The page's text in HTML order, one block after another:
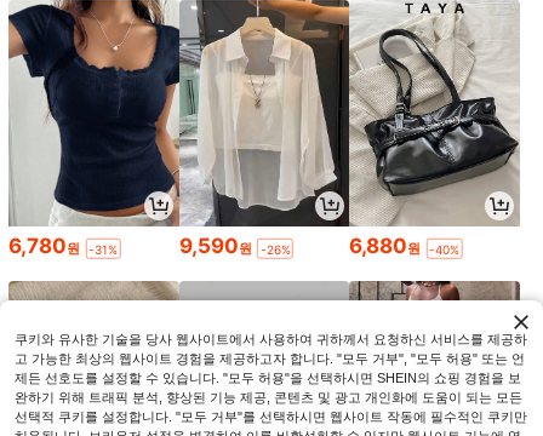
6,780원 -31% 9,590원 -26% 6,880원 -40%
쿠키와 유사한 기술을 당사 웹사이트에서 사용하여 귀하께서 요청하신 서비스를 제공하
고 가능한 최상의 웹사이트 경험을 제공하고자 합니다. "모두 거부", "모두 허용" 또는 언
제든 선호도를 설정할 수 있습니다. "모두 허용"을 선택하시면 SHEIN의 쇼핑 경험을 보
완하기 위해 트래픽 분석, 향상된 기능 제공, 콘텐츠 및 광고 개인화에 도움이 되는 모든
선택적 쿠키를 설정합니다. "모두 거부"를 선택하시면 웹사이트 작동에 필수적인 쿠키만